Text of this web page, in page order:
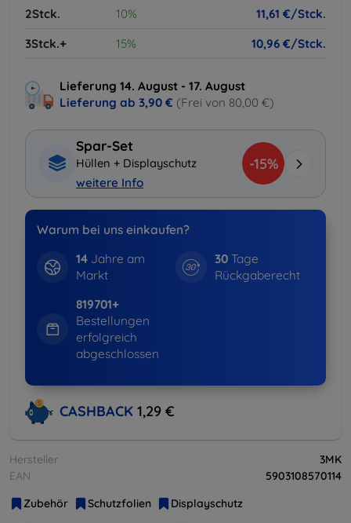
2Stck. 10%
11,61 €/Stck.
3Stck.+
15% 10,96 €/Stck.
Lieferung 14. August - 17. August
Lieferung ab 3,90 € (Frei von 80,00 €)
Spar-Set
Hüllen + Displayschutz
weitere Info
-15%
Warum bei uns einkaufen?
14Jahre am
Markt
30 Tage
Rückgaberecht
819701+
Bestellungen
erfolgreich
abgeschlossen
CASHBACK 1,29 €
Hersteller
3MK
EAN
5903108570114
Zubehör
Schutzfolien Displayschutz